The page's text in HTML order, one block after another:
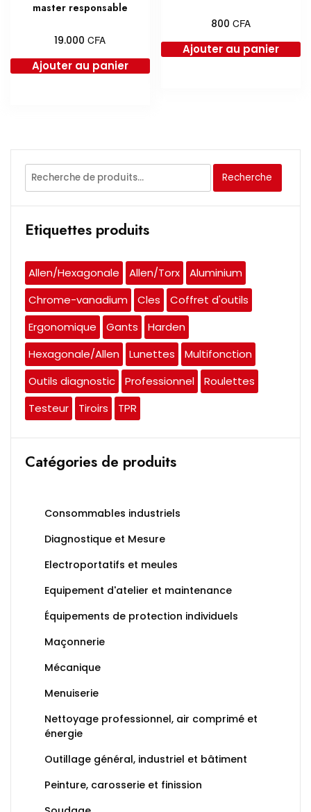
master responsable
19.000CFA
Ajouter au panier
800CFA
Ajouter au panier
Recherche
pour :
Recherche
Etiquettes produits
Allen/Hexagonale Allen/Torx
Aluminium
Chrome-vanadium
Cles
Coffret d'outils
Ergonomique
Gants
Harden
Hexagonale/Allen
Lunettes
Multifonction
Outils diagnostic
Professionnel
Roulettes
Testeur
Tiroirs TPR
Catégories de produits
Consommables industriels
Diagnostique et Mesure
Electroportatifs et meules
Equipement d'atelier et maintenance
Équipements de protection individuels
Maçonnerie
Mécanique
Menuiserie
Nettoyage professionnel, air comprimé et
énergie
Outillage général, industriel et bâtiment
Peinture, carosserie et finission